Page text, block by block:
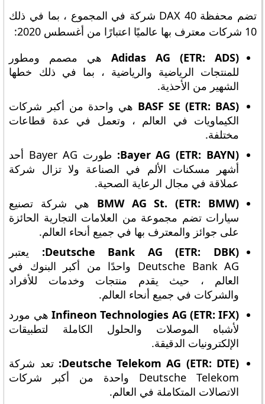
تضم محفظة DAX 40 شركة في المجموع ، بما في ذلك
10 شركات معترف بها عالميًا اعتبارًا من أغسطس 2020:
Adidas AG (ETR: ADS)
هي مصمم ومطور
للمنتجات الرياضية والرياضية ، بما في ذلك خطها
الشهير من الأحذية.
BASF SE (ETR: BAS) هي واحدة من أكبر شركات
الكيماويات في العالم ، وتعمل في عدة قطاعات
مختلفة.
Bayer AG (ETR: BAYN):
طورت Bayer AG أحد
أشهر مسكنات الألم في الصناعة ولا تزال شركة
عملاقة في مجال الرعاية الصحية.
BMW AG St. (ETR: BMW)
هي شركة تصنيع
سيارات تضم مجموعة من العلامات التجارية الحائزة
على جوائز والمعترف بها في جميع أنحاء العالم.
Deutsche Bank AG (ETR: DBK):
يعتبر
Deutsche Bank AG واحدًا من أكبر البنوك في
العالم ، حيث يقدم منتجات وخدمات للأفراد
والشركات في جميع أنحاء العالم.
Infineon Technologies AG (ETR: IFX) هي مورد
لأشباه الموصلات والحلول الكاملة لتطبيقات
الإلكترونيات الدقيقة.
Deutsche Telekom AG (ETR: DTE): تعد شركة
Deutsche Telekom واحدة من أكبر شركات
الاتصالات المتكاملة في العالم.